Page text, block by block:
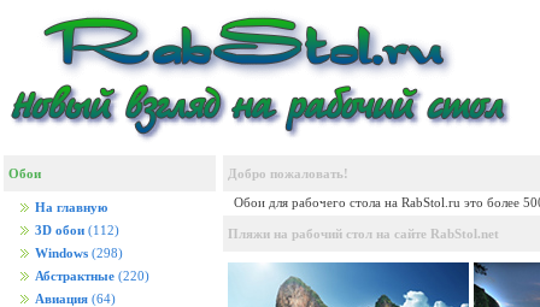
Обои
На главную
3D обои (112)
Windows (298)
Абстрактные (220)
Авиация (64)
Добро пожаловать!
Обои для рабочего стола на RabStol.ru это более
Пляжи на рабочий стол на сайте RabStol.net